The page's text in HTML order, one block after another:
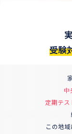
受験
中
定期テス
この地